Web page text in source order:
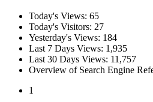
Today's Views: 65
Today's Visitors: 27
Yesterday's Views: 184
Last 7 Days Views: 1,935
Last 30 Days Views: 11,757
Overview of Search Engine
1